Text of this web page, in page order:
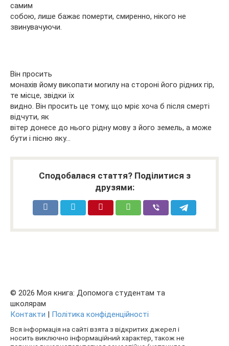
самим
собою, лише бажає померти, смиренно, нікого не
звинувачуючи.
Він просить
монахів йому викопати могилу на стороні його рідних гір,
те місце, звідки їх
видно. Він просить це тому, що мріє хоча б після смерті
відчути, як
вітер донесе до нього рідну мову з його земель, а може
бути і пісню яку…
Сподобалася стаття? Поділитися з
друзями:
© 2026 Моя книга: Допомога студентам та
школярам
Контакти | Політика конфіденційності
Вся інформація на сайті взята з відкритих джерел і
носить виключно інформаційний характер, також не